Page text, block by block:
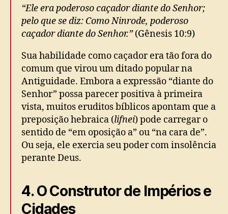
“Ele era poderoso caçador diante do Senhor;
pelo que se diz: Como Ninrode, poderoso
caçador diante do Senhor.”(Gênesis 10:9)
Sua habilidade como caçador era tão fora do
comum que virou um ditado popular na
Antiguidade. Embora a expressão “diante do
Senhor” possa parecer positiva à primeira
vista, muitos eruditos bíblicos apontam que a
preposição hebraica (lifnei) pode carregar o
sentido de “em oposição a” ou “na cara de”.
Ou seja, ele exercia seu poder com insolência
perante Deus.
4. O Construtor de Impérios e
Cidades